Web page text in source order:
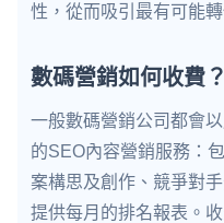
性，從而吸引最有可能
數碼營銷如何收費？
一般數碼營銷公司都會
的SEO內容營銷服務：
案構思及創作、競爭對
提供每月的排名報表。